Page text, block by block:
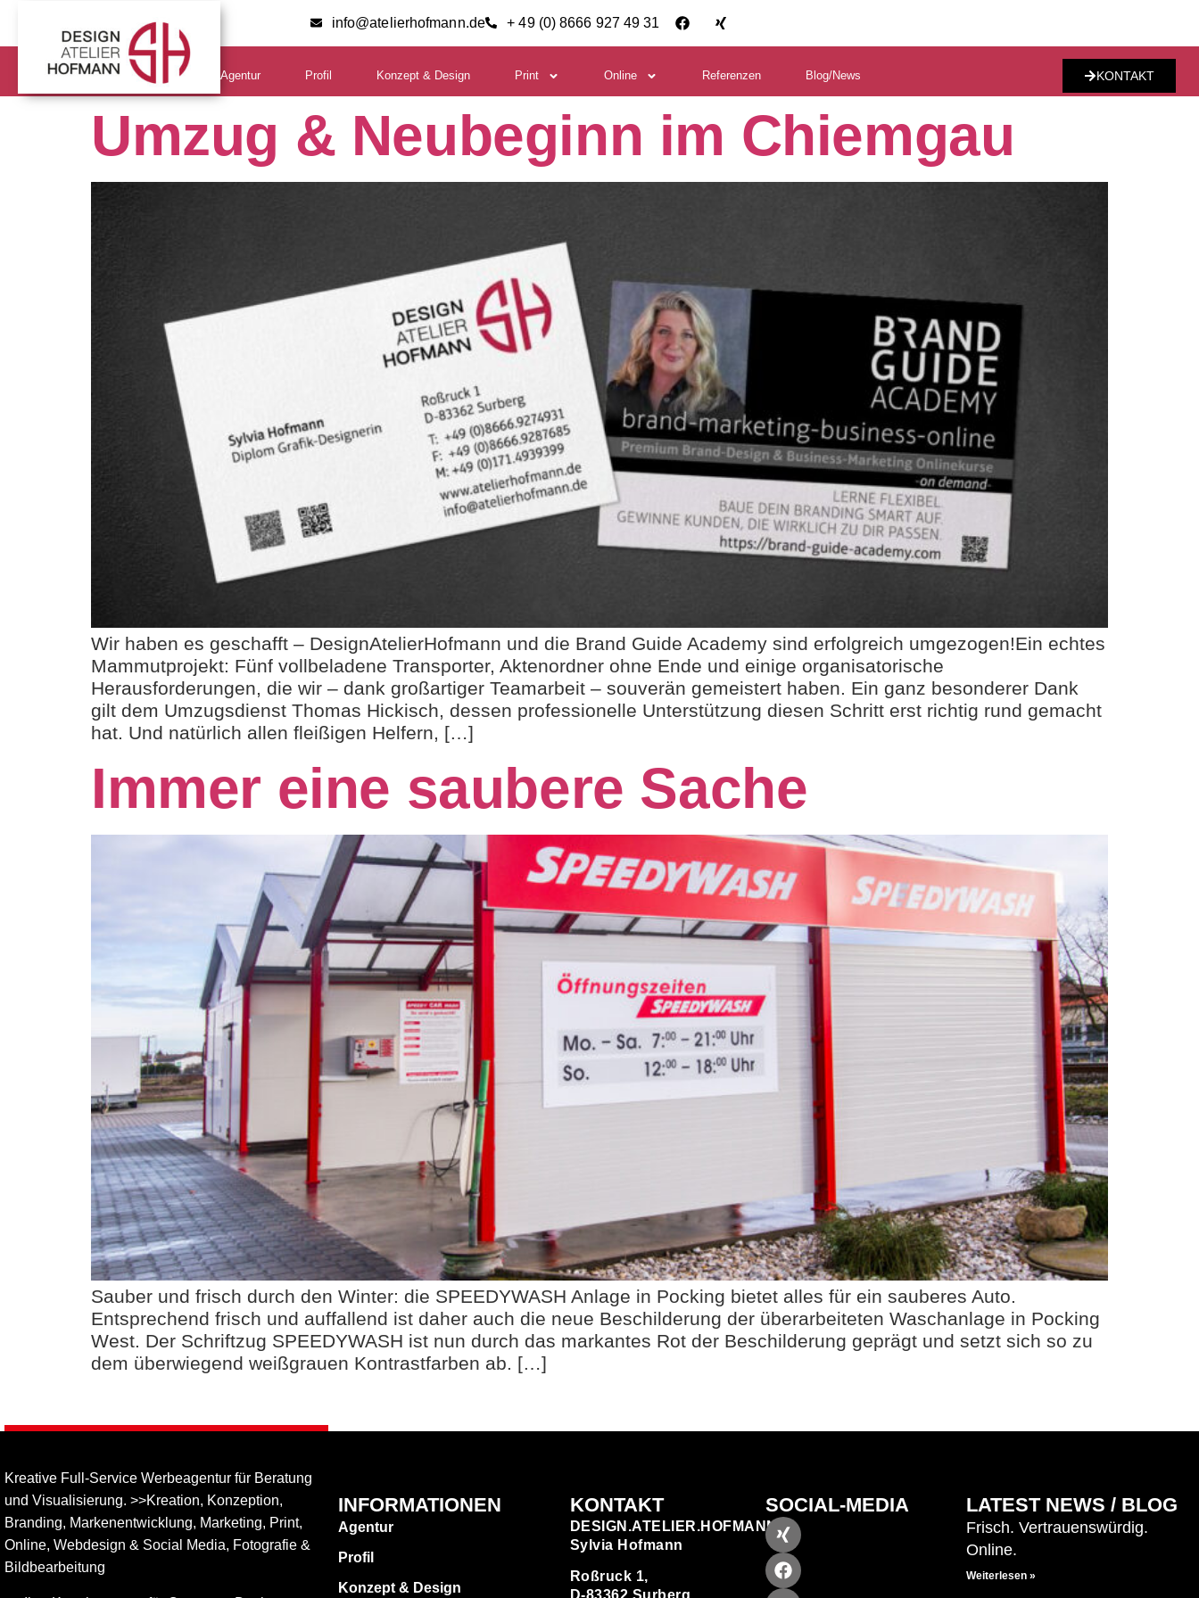
info@atelierhofmann.de + 49 (0) 8666 927 49 31
KONTAKT
Agentur Profil Konzept & Design Print Online Referenzen Blog/News
Umzug & Neubeginn im Chiemgau
Wir haben es geschafft – DesignAtelierHofmann und die Brand Guide Academy sind erfolgreich umgezogen!Ein echtes
Mammutprojekt: Fünf vollbeladene Transporter, Aktenordner ohne Ende und einige organisatorische
Herausforderungen, die wir – dank großartiger Teamarbeit – souverän gemeistert haben. Ein ganz besonderer Dank
gilt dem Umzugsdienst Thomas Hickisch, dessen professionelle Unterstützung diesen Schritt erst richtig rund gemacht
hat. Und natürlich allen fleißigen Helfern, […]
Immer eine saubere Sache
Sauber und frisch durch den Winter: die SPEEDYWASH Anlage in Pocking bietet alles für ein sauberes Auto.
Entsprechend frisch und auffallend ist daher auch die neue Beschilderung der überarbeiteten Waschanlage in Pocking
West. Der Schriftzug SPEEDYWASH ist nun durch das markantes Rot der Beschilderung geprägt und setzt sich so zu
dem überwiegend weißgrauen Kontrastfarben ab. […]
Kreative Full-Service Werbeagentur für Beratung
und Visualisierung. >>Kreation, Konzeption,
Branding, Markenentwicklung, Marketing, Print,
Online, Web­design & Social Media, Fotografie &
Bildbear­bei­tung
INFORMATIONEN
Agentur
Profil
Konzept & Design
KONTAKT
DESIGN.ATELIER.HOFMANN
Sylvia Hofmann
Roßruck 1,
SOCIAL-MEDIA LATEST NEWS / BLOG
Frisch. Vertrauenswürdig.
Online.
Weiterlesen »